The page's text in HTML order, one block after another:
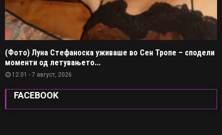
(Фото) Луна Стефаноска уживаше во Сен Тропе – сподели
моменти од летувањето...
12:01 - 7 август, 2026
FACEBOOK